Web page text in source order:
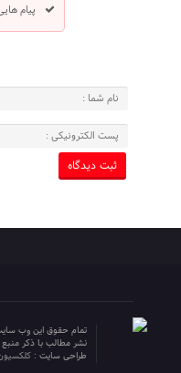
پیام
تمام حقوق این وب
نشر مطالب با ذکر منبع
طراحی سایت :